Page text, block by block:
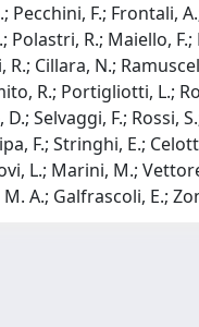
F.; Frontali,
R.; Maiello,
Cillara, N.;
R.; Portigliotti, L.;
Selvaggi, F.; Rossi,
F.; Stringhi, E.;
L.; Marini, M.;
A.; Galfrascoli, E.;